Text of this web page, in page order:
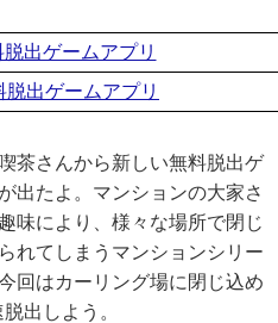
出ゲームアプリ
出ゲームアプリ
茶さんから新しい無料脱出ゲ
出たよ。マンションの大家さ
味により、様々な場所で閉じ
れてしまうマンションシリー
回はカーリング場に閉じ込め
出しよう。